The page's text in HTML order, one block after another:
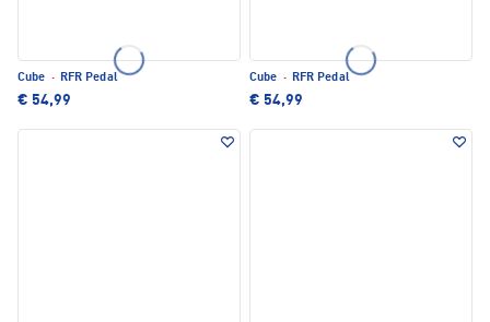
Cube · RFR Pedal
€ 54,99
Cube · RFR Pedal
€ 54,99